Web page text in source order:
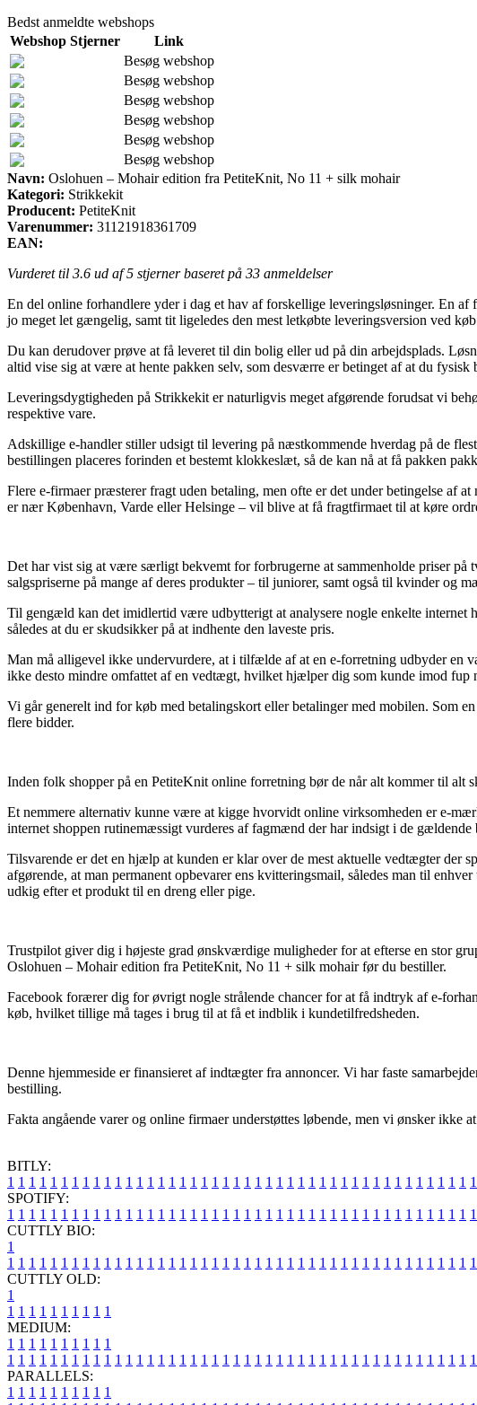
Bedst anmeldte webshops
Webshop Stjerner
Link
Besøg webshop
Besøg webshop
Besøg webshop
Besøg webshop
Besøg webshop
Besøg webshop
Navn: Oslohuen – Mohair edition fra PetiteKnit, No 11 + silk mohair
Kategori: Strikkekit
Producent: PetiteKnit
Varenummer: 31121918361709
EAN:
Vurderet til 3.6 ud af 5 stjerner baseret på 33 anmeldelser
En del online forhandlere yder i dag et hav af forskellige leveringsløsninger. En
jo meget let gængelig, samt tit ligeledes den mest letkøbte leveringsversion ved
Du kan derudover prøve at få leveret til din bolig eller ud på din arbejdsplads.
altid vise sig at være at hente pakken selv, som desværre er betinget af at du
Leveringsdygtigheden på Strikkekit er naturligvis meget afgørende forudsat vi
respektive vare.
Adskillige e-handler stiller udsigt til levering på næstkommende hverdag på de
bestillingen placeres forinden et bestemt klokkeslæt, så de kan nå at få pakken
Flere e-firmaer præsterer fragt uden betaling, men ofte er det under betingelse af
er nær København, Varde eller Helsinge – vil blive at få fragtfirmaet til at køre
Det har vist sig at være særligt bekvemt for forbrugerne at sammenholde priser
salgspriserne på mange af deres produkter – til juniorer, samt også til kvinder og
Til gengæld kan det imidlertid være udbytterigt at analysere nogle enkelte
således at du er skudsikker på at indhente den laveste pris.
Man må alligevel ikke undervurdere, at i tilfælde af at en e-forretning udbyder en
ikke desto mindre omfattet af en vedtægt, hvilket hjælper dig som kunde imod fup
Vi går generelt ind for køb med betalingskort eller betalinger med mobilen. Som
flere bidder.
Inden folk shopper på en PetiteKnit online forretning bør de når alt kommer til alt
Et nemmere alternativ kunne være at kigge hvorvidt online virksomheden er e-
internet shoppen rutinemæssigt vurderes af fagmænd der har indsigt i de
Tilsvarende er det en hjælp at kunden er klar over de mest aktuelle vedtægter der
afgørende, at man permanent opbevarer ens kvitteringsmail, således man til
udkig efter et produkt til en dreng eller pige.
Trustpilot giver dig i højeste grad ønskværdige muligheder for at efterse en stor
Oslohuen – Mohair edition fra PetiteKnit, No 11 + silk mohair før du bestiller.
Facebook forærer dig for øvrigt nogle strålende chancer for at få indtryk af e-
køb, hvilket tillige må tages i brug til at få et indblik i kundetilfredsheden.
Denne hjemmeside er finansieret af indtægter fra annoncer. Vi har faste
bestilling.
Fakta angående varer og online firmaer understøttes løbende, men vi ønsker ikke
BITLY:
1 1 1 1 1 1 1 1 1 1 1 1 1 1 1 1 1 1 1 1 1 1 1 1 1 1 1 1 1 1 1 1 1 1 1 1 1 1 1 1 1 1 1 1
SPOTIFY:
1 1 1 1 1 1 1 1 1 1 1 1 1 1 1 1 1 1 1 1 1 1 1 1 1 1 1 1 1 1 1 1 1 1 1 1 1 1 1 1 1 1 1 1
CUTTLY BIO:
1
1 1 1 1 1 1 1 1 1 1 1 1 1 1 1 1 1 1 1 1 1 1 1 1 1 1 1 1 1 1 1 1 1 1 1 1 1 1 1 1 1 1 1 1
CUTTLY OLD:
1
1 1 1 1 1 1 1 1 1 1
MEDIUM:
1 1 1 1 1 1 1 1 1 1
1 1 1 1 1 1 1 1 1 1 1 1 1 1 1 1 1 1 1 1 1 1 1 1 1 1 1 1 1 1 1 1 1 1 1 1 1 1 1 1 1 1 1 1
PARALLELS:
1 1 1 1 1 1 1 1 1 1